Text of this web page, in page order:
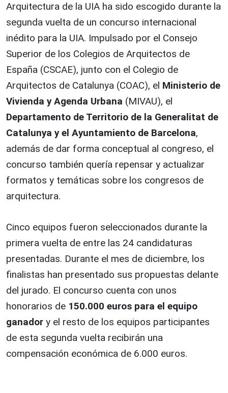
Arquitectura de la UIA ha sido escogido durante la
segunda vuelta de un concurso internacional
inédito para la UIA. Impulsado por el Consejo
Superior de los Colegios de Arquitectos de
España (CSCAE), junto con el Colegio de
Arquitectos de Catalunya (COAC), el Ministerio de
Vivienda y Agenda Urbana (MIVAU), el
Departamento de Territorio de la Generalitat de
Catalunya y el Ayuntamiento de Barcelona,
además de dar forma conceptual al congreso, el
concurso también quería repensar y actualizar
formatos y temáticas sobre los congresos de
arquitectura.
Cinco equipos fueron seleccionados durante la
primera vuelta de entre las 24 candidaturas
presentadas. Durante el mes de diciembre, los
finalistas han presentado sus propuestas delante
del jurado. El concurso cuenta con unos
honorarios de 150.000 euros para el equipo
ganador y el resto de los equipos participantes
de esta segunda vuelta recibirán una
compensación económica de 6.000 euros.